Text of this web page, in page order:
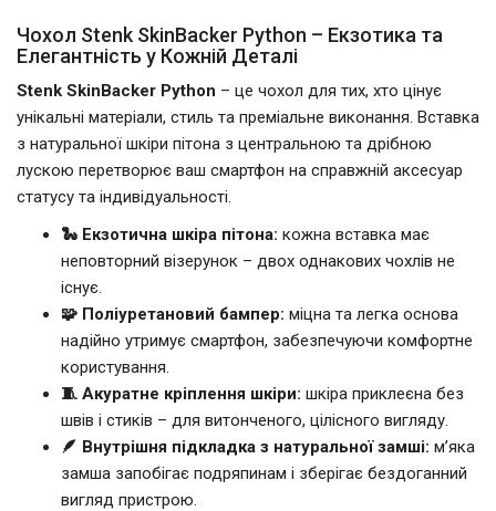
Чохол Stenk SkinBacker Python – Екзотика та
Елегантність у Кожній Деталі
Stenk SkinBacker Python – це чохол для тих, хто цінує
унікальні матеріали, стиль та преміальне виконання. Вставка
з натуральної шкіри пітона з центральною та дрібною
лускою перетворює ваш смартфон на справжній аксесуар
статусу та індивідуальності.
🐍 Екзотична шкіра пітона: кожна вставка має
неповторний візерунок – двох однакових чохлів не
існує.
🧩 Поліуретановий бампер: міцна та легка основа
надійно утримує смартфон, забезпечуючи комфортне
користування.
🧵 Акуратне кріплення шкіри: шкіра приклеєна без
швів і стиків – для витонченого, цілісного вигляду.
🪶 Внутрішня підкладка з натуральної замші: м’яка
замша запобігає подряпинам і зберігає бездоганний
вигляд пристрою.